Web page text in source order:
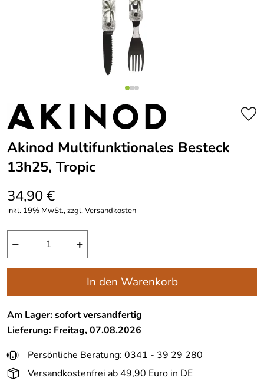
Akinod Multifunktionales Besteck
13h25, Tropic
34,90 €
inkl. 19% MwSt., zzgl.Versandkosten
− +
In den Warenkorb
Am Lager: sofort versandfertig
Lieferung: Freitag, 07.08.2026
Persönliche Beratung: 0341 - 39 29 280
Versandkostenfrei ab 49,90 Euro in DE